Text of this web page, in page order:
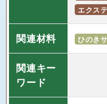
エクス
関連材料 ひのき
関連キー
ワード